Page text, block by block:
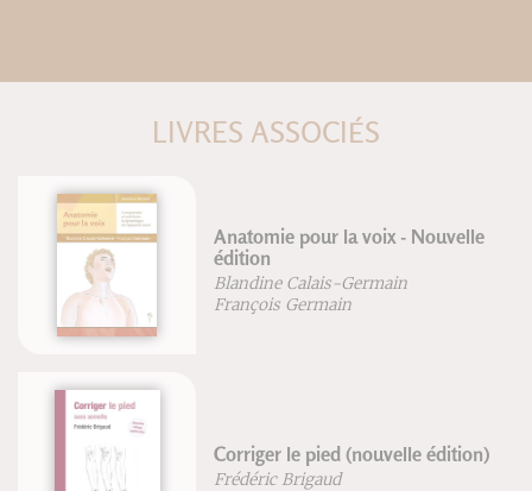
LIVRES ASSOCIÉS
pour la voix - Nouvelle
Calais-Germain
Germain
le pied (nouvelle édition)
îles